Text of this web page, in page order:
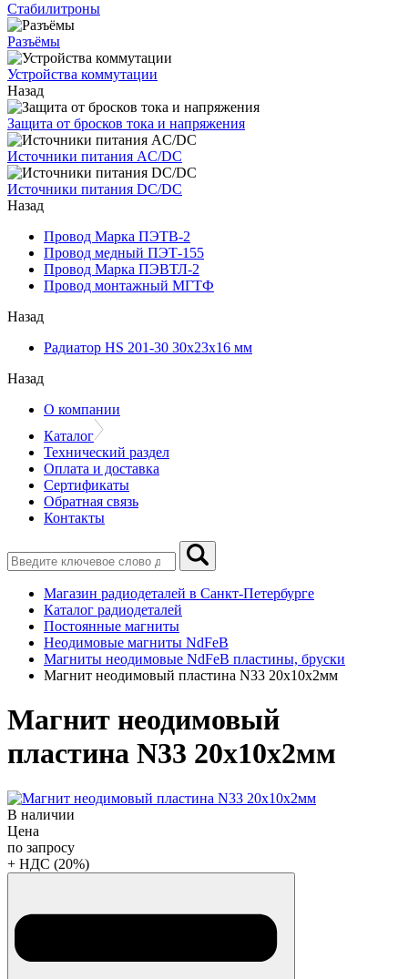
Стабилитроны
Разъёмы
Устройства коммутации
Назад
Защита от бросков тока и напряжения
Источники питания AC/DC
Источники питания DC/DC
Назад
Провод Марка ПЭТВ-2
Провод медный ПЭТ-155
Провод Марка ПЭВТЛ-2
Провод монтажный МГТФ
Назад
Радиатор HS 201-30 30х23х16 мм
Назад
О компании
Каталог
Технический раздел
Оплата и доставка
Сертификаты
Обратная связь
Контакты
Магазин радиодеталей в Санкт-Петербурге
Каталог радиодеталей
Постоянные магниты
Неодимовые магниты NdFeB
Магниты неодимовые NdFeB пластины, бруски
Магнит неодимовый пластина N33 20х10х2мм
Магнит неодимовый
пластина N33 20х10х2мм
В наличии
Цена
по запросу
+ НДС (20%)